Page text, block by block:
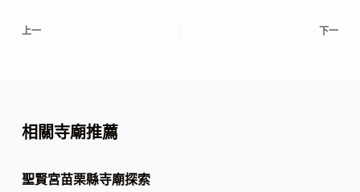
上一 下一
相關寺廟推薦
聖賢宮苗栗縣寺廟探索